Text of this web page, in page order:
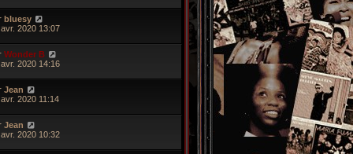
bluesy
2020 13:07
Wonder B
avr. 2020 14:16
Jean
2020 11:14
Jean
2020 10:32